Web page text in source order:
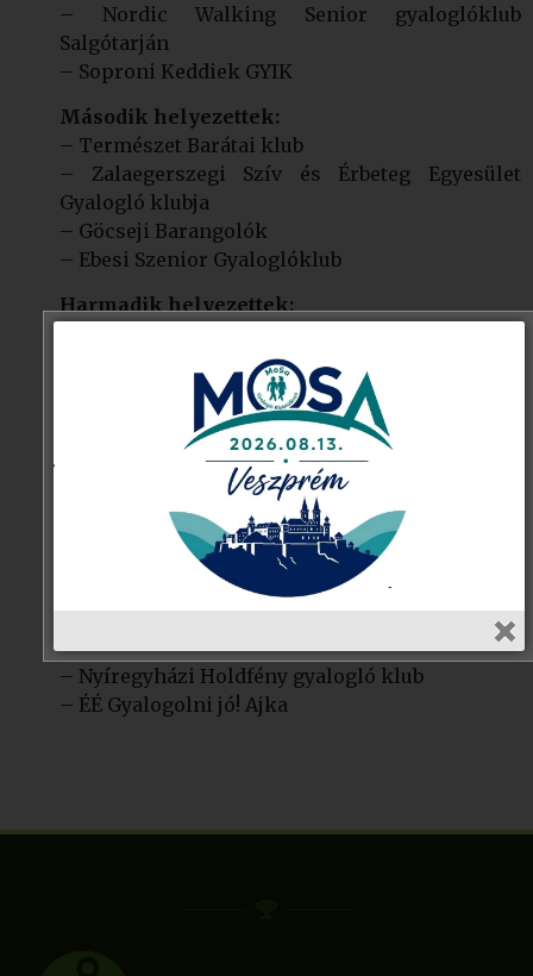
– Nordic Walking Senior gyaloglóklub
Salgótarján
– Soproni Keddiek GYIK
Második helyezettek:
– Természet Barátai klub
– Zalaegerszegi Szív és Érbeteg Egyesület
Gyalogló klubja
– Göcseji Barangolók
– Ebesi Szenior Gyaloglóklub
Harmadik helyezettek:
– Fonyódi Menő Nagyik gyalogló csoportja
– Szuper Nagyik Kazár
– Dabasi Világjárók
– Kacagó Nordik Csoport
– Várdombi csavargók,
– Bányavárosi Gyalogkakukk
– Vidám Botozók – Bodajk
– Kazár Örökifjak
– Keddi kujtorgók
– Győrújbaráti nyugdíjas klub
– Nyíregyházi Holdfény gyalogló klub
– ÉÉ Gyalogolni jó! Ajka